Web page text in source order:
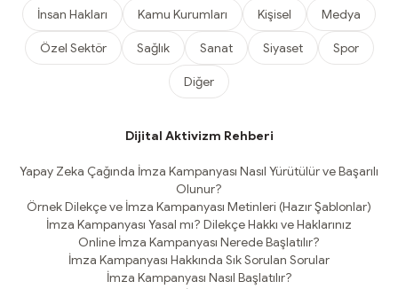
İnsan Hakları Kamu Kurumları Kişisel Medya
Özel Sektör Sağlık Sanat Siyaset Spor
Diğer
Dijital Aktivizm Rehberi
Yapay Zeka Çağında İmza Kampanyası Nasıl Yürütülür ve Başarılı
Olunur?
Örnek Dilekçe ve İmza Kampanyası Metinleri (Hazır Şablonlar)
İmza Kampanyası Yasal mı? Dilekçe Hakkı ve Haklarınız
Online İmza Kampanyası Nerede Başlatılır?
İmza Kampanyası Hakkında Sık Sorulan Sorular
İmza Kampanyası Nasıl Başlatılır?